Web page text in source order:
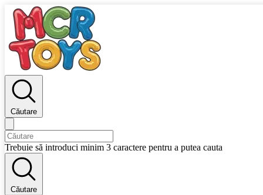
Căutare
Trebuie să introduci minim 3 caractere pentru a putea cauta
Căutare